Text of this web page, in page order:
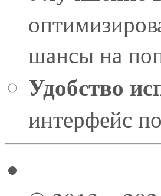
шансы на
Удобство
интерфейс